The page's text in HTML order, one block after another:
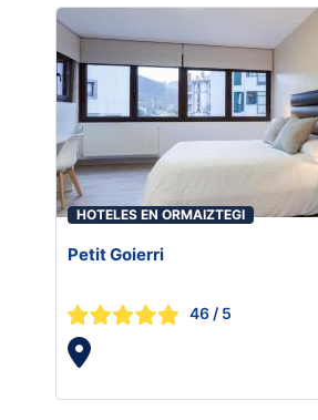
HOTELES EN ORMAIZTEGI
Petit Goierri
46 / 5